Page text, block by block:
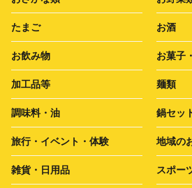
たまご お酒
お飲み物 お菓子
加工品等 麺類
調味料・油 鍋セッ
旅行・イベント・体験 地域の
雑貨・日用品 スポー